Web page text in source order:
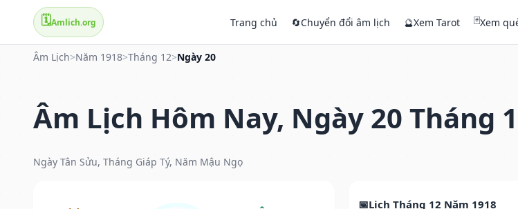
🗓️Amlich.org Trang chủ 🔄Chuyển đổi âm lịch 🔮Xem Tarot 🃏Xem
Âm Lịch>Năm 1918>Tháng 12>Ngày 20
Âm Lịch Hôm Nay, Ngày 20 Tháng
Ngày Tân Sửu, Tháng Giáp Tý, Năm Mậu Ngọ
Lịch Tháng 12 Năm 1918